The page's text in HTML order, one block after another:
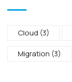
Cloud (3)
Migration (3)